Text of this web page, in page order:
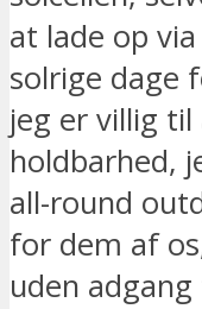
at lade op
solrige dage
jeg er villig
holdbarhed,
all-round
for dem af
uden